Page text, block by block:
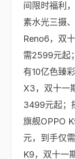
间限时福利
素水光三摄
Reno6，双
需2599元起
有10亿色臻
X3，双十一
3499元起；
旗舰OPPO
元，到手仅
K9，双十一